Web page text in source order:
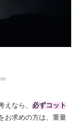
えなら、 必ずコット
お求めの方は、重量